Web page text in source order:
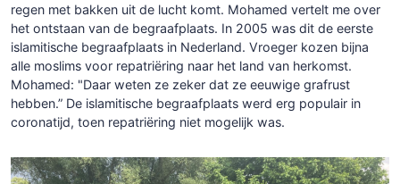
regen met bakken uit de lucht komt. Mohamed vertelt me over
het ontstaan van de begraafplaats. In 2005 was dit de eerste
islamitische begraafplaats in Nederland. Vroeger kozen bijna
alle moslims voor repatriëring naar het land van herkomst.
Mohamed: "Daar weten ze zeker dat ze eeuwige grafrust
hebben.” De islamitische begraafplaats werd erg populair in
coronatijd, toen repatriëring niet mogelijk was.